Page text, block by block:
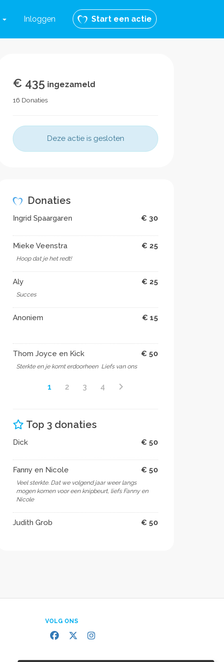
Inloggen Start een actie
€ 435 ingezameld
16 Donaties
Deze actie is gesloten
Donaties
Ingrid Spaargaren € 30
Mieke Veenstra € 25
Hoop dat je het redt!
Aly € 25
Succes
Anoniem € 15
Thom Joyce en Kick € 50
Sterkte en je komt erdoorheen ️ Liefs van ons
1 2 3 4
Top 3 donaties
Dick € 50
Fanny en Nicole € 50
Veel sterkte. Dat we volgend jaar weer langs
mogen komen voor een knipbeurt, liefs Fanny en
Nicole
Judith Grob € 50
VOLG ONS